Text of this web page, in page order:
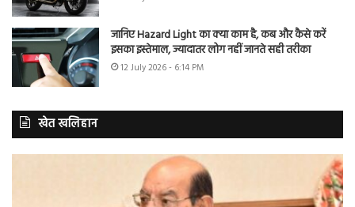
जानिए Hazard Light का क्या काम है, कब और कैसे करें
इसका इस्तेमाल, ज्यादातर लोग नहीं जानते सही तरीका
12 July 2026 - 6:14 PM
खेत खलिहान